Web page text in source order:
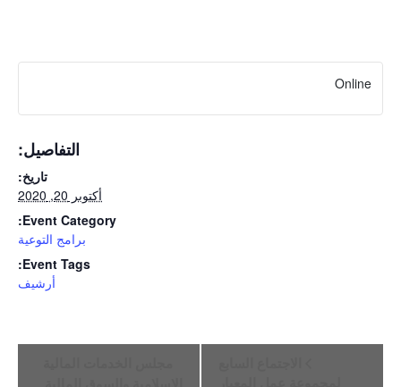
التفاصيل:
تاريخ:
أكتوبر 20, 2020
Event Category:
برامج التوعية
Event Tags:
أرشيف
Online